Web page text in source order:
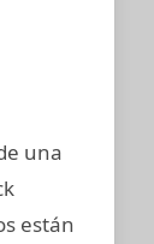
una
están